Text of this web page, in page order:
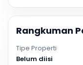
Rangkuman
Tipe Properti
Belum diisi